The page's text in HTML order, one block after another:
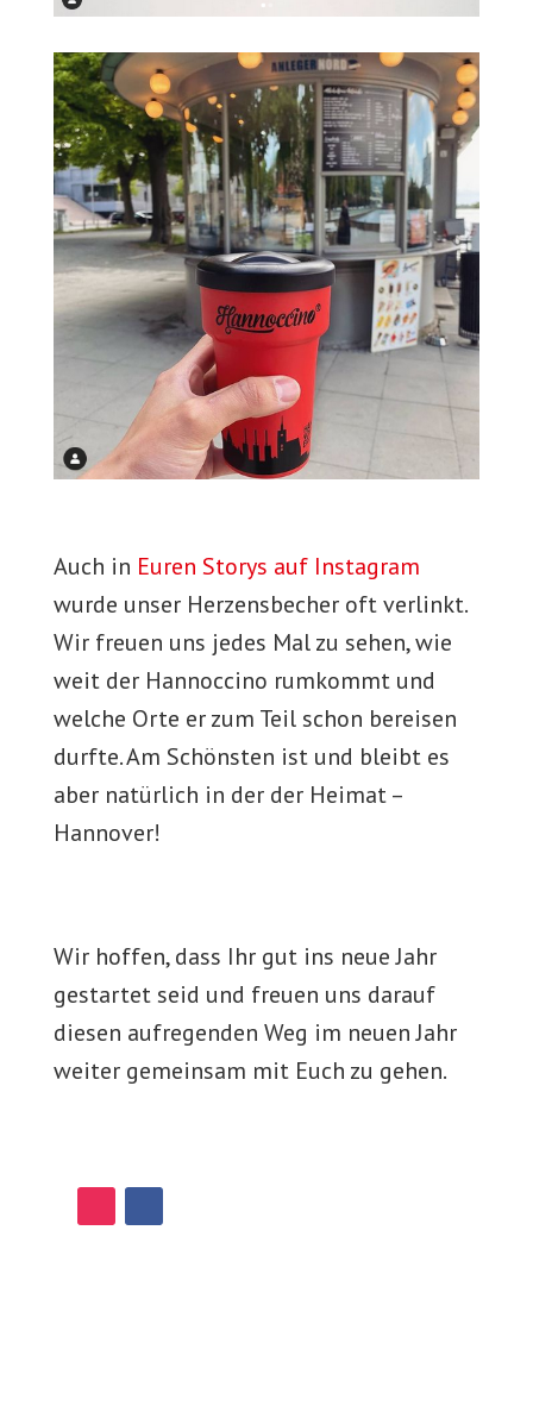
Auch in Euren Storys auf Instagram
wurde unser Herzensbecher oft verlinkt.
Wir freuen uns jedes Mal zu sehen, wie
weit der Hannoccino rumkommt und
welche Orte er zum Teil schon bereisen
durfte. Am Schönsten ist und bleibt es
aber natürlich in der der Heimat –
Hannover!
Wir hoffen, dass Ihr gut ins neue Jahr
gestartet seid und freuen uns darauf
diesen aufregenden Weg im neuen Jahr
weiter gemeinsam mit Euch zu gehen.